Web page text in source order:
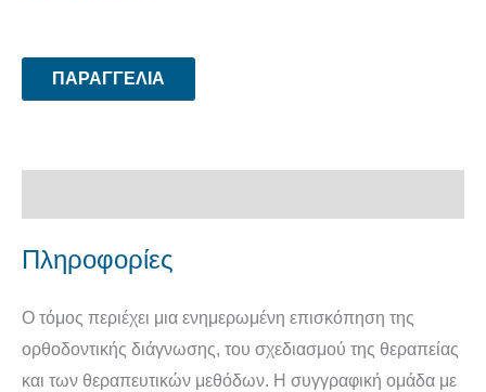
ΠΑΡΑΓΓΕΛΙΑ
Πληροφορίες
Ο τόμος περιέχει μια ενημερωμένη επισκόπηση της
ορθοδοντικής διάγνωσης, του σχεδιασμού της θεραπείας
και των θεραπευτικών μεθόδων. Η συγγραφική ομάδα με